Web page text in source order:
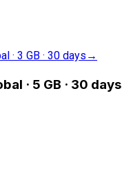
· 3 GB · 30 days →
· 5 GB · 30 days